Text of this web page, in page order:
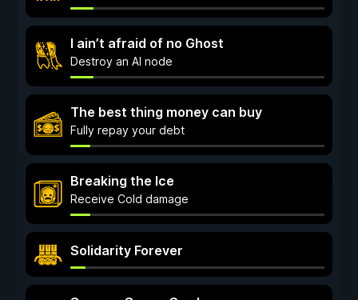
I ain’t afraid of no Ghost
Destroy an AI node
The best thing money can buy
Fully repay your debt
Breaking the Ice
Receive Cold damage
Solidarity Forever